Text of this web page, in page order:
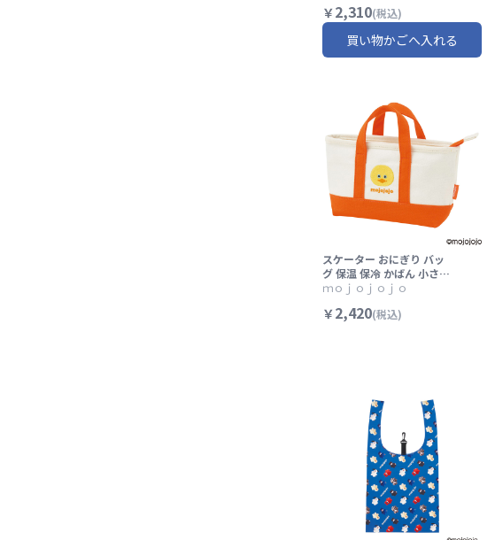
ピー ウッドストック カー
ニバル PEANUTS【弁当
保冷バッグ 手提げバッグ
手提げかばん バッグ おし
￥ 2,310(税込)
買い物かごへ入れる
スケーター おにぎり バッ
グ 保温 保冷 かばん 小さめ
かわいい おしゃれ おでか
ojo モジョジョジョ グッ
ｍｏｊｏｊｏｊｏ
￥ 2,420(税込)